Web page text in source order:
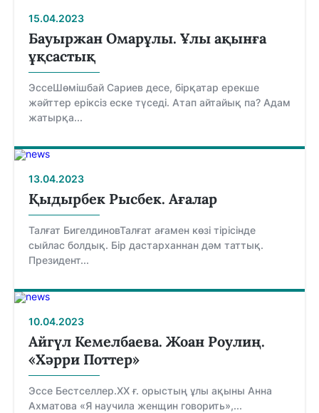
15.04.2023
Бауыржан Омарұлы. Ұлы ақынға
ұқсастық
ЭссеШөмішбай Сариев десе, бірқатар ерекше
жәйттер еріксіз еске түседі. Атап айтайық па? Адам
жатырқа...
13.04.2023
Қыдырбек Рысбек. Ағалар
Талғат БигелдиновТалғат ағамен көзі тірісінде
сыйлас болдық. Бір дастарханнан дәм таттық.
Президент...
10.04.2023
Айгүл Кемелбаева. Жоан Роулиң.
«Хәрри Поттер»
Эссе Бестселлер.XX ғ. орыстың ұлы ақыны Анна
Ахматова «Я научила женщин говорить»,...